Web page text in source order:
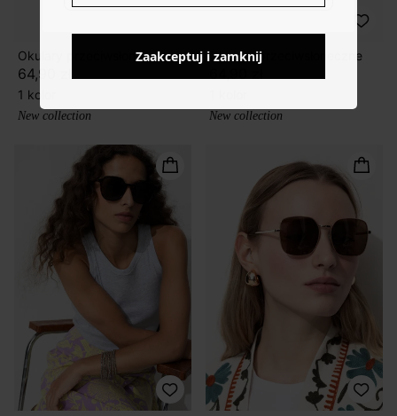
Okulary przeciwsłoneczne
64,90 zł
1 kolor
New collection
Okulary przeciwsłoneczne
New collection
Zaakceptuj i zamknij